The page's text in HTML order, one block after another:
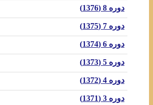
دوره 8 (1376)
دوره 7 (1375)
دوره 6 (1374)
دوره 5 (1373)
دوره 4 (1372)
دوره 3 (1371)